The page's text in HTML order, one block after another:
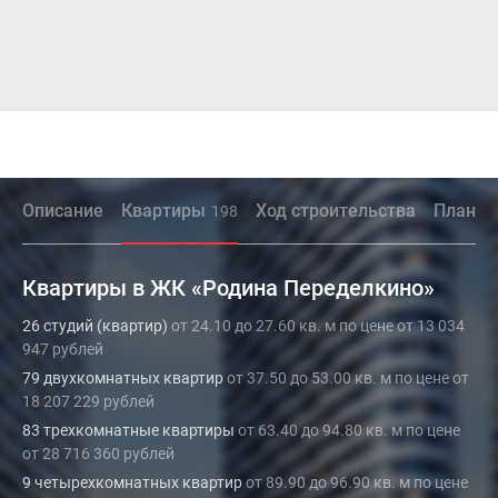
Описание Квартиры 198 Ход строительства
Квартиры в ЖК «Родина Переделкино»
26 студий (квартир) от 24.10 до 27.60 кв. м по цене от 13 034
947 рублей
79 двухкомнатных квартирот 37.50 до 53.00 кв. м по цене от
18 207 229 рублей
83 трехкомнатные квартиры от 63.40 до 94.80 кв. м по цене
от 28 716 360 рублей
9 четырехкомнатных квартирот 89.90 до 96.90 кв. м по цене